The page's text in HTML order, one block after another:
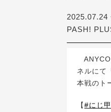
2025.07.24
PASH!
ネルにて
本戦のト
【#にじ